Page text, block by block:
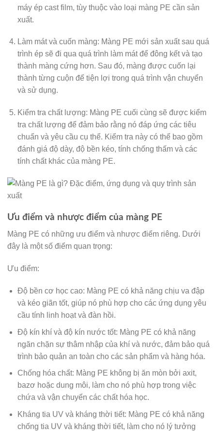
máy ép cast film, tùy thuộc vào loại màng PE cần sản
xuất.
Làm mát và cuốn màng: Màng PE mới sản xuất sau quá
trình ép sẽ đi qua quá trình làm mát để đông kết và tạo
thành màng cứng hơn. Sau đó, màng được cuốn lại
thành từng cuộn để tiện lợi trong quá trình vận chuyển
và sử dụng.
Kiểm tra chất lượng: Màng PE cuối cùng sẽ được kiểm
tra chất lượng để đảm bảo rằng nó đáp ứng các tiêu
chuẩn và yêu cầu cụ thể. Kiểm tra này có thể bao gồm
đánh giá độ dày, độ bền kéo, tính chống thấm và các
tính chất khác của màng PE.
Ưu điểm và nhược điểm của màng PE
Màng PE có những ưu điểm và nhược điểm riêng. Dưới
đây là một số điểm quan trọng:
Ưu điểm:
Độ bền cơ học cao: Màng PE có khả năng chịu va đập
và kéo giãn tốt, giúp nó phù hợp cho các ứng dụng yêu
cầu tính linh hoạt và đàn hồi.
Độ kín khí và độ kín nước tốt: Màng PE có khả năng
ngăn chặn sự thâm nhập của khí và nước, đảm bảo quá
trình bảo quản an toàn cho các sản phẩm và hàng hóa.
Chống hóa chất: Màng PE không bị ăn mòn bởi axit,
bazơ hoặc dung môi, làm cho nó phù hợp trong việc
chứa và vận chuyển các chất hóa học.
Kháng tia UV và kháng thời tiết: Màng PE có khả năng
chống tia UV và kháng thời tiết, làm cho nó lý tưởng